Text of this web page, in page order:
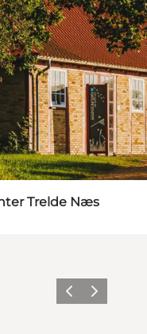
Trelde Næs
Forrige billede
Næste billede